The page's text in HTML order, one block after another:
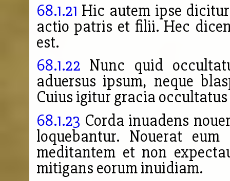
68.1.21 Hic autem ipse
actio patris et filii. Hec
est.
68.1.22 Nunc quid
aduersus ipsum, neque
Cuius igitur gracia occultatus
68.1.23 Corda inuadens
loquebantur. Nouerat
meditantem et non
mitigans eorum inuidiam.